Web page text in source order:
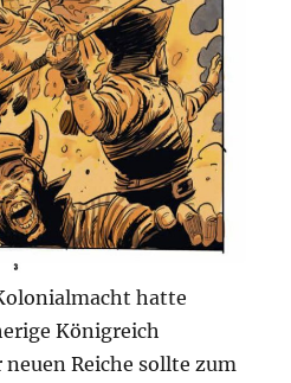
hatte
Königreich
neuen Reiche sollte zum